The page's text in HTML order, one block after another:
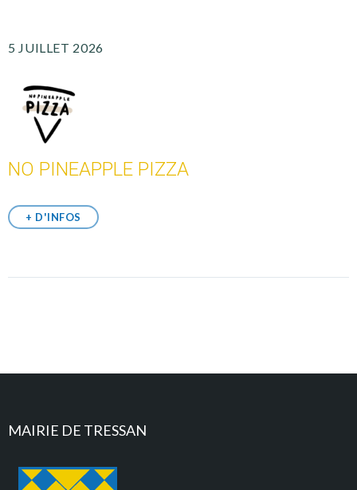
5 JUILLET 2026
NO PINEAPPLE PIZZA
+ D'INFOS
MAIRIE DE TRESSAN